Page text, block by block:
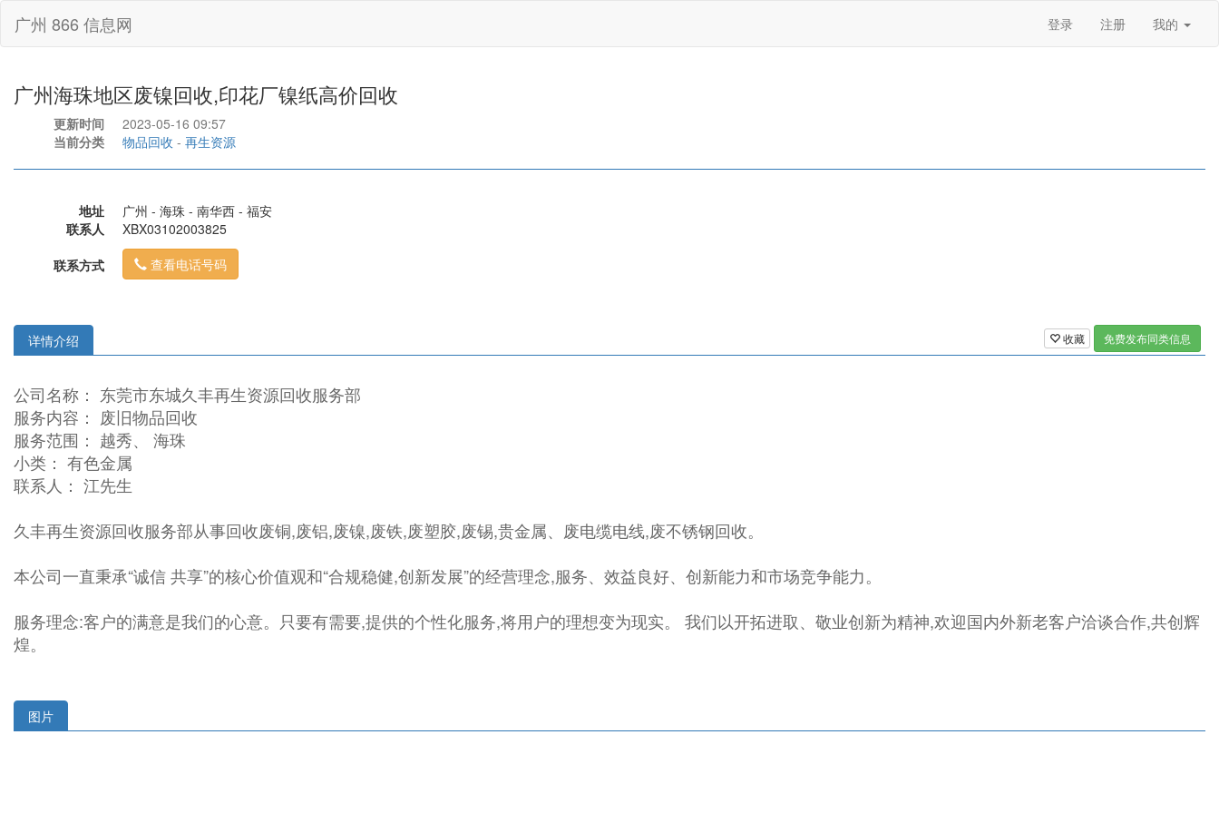
广州 866 信息网 登录 注册 我的
广州海珠地区废镍回收,印花厂镍纸高价回收
更新时间
2023-05-16 09:57
当前分类
物品回收 - 再生资源
地址
广州 - 海珠 - 南华西 - 福安
联系人
XBX03102003825
联系方式
查看电话号码
收藏 免费发布同类信息
详情介绍
公司名称： 东莞市东城久丰再生资源回收服务部
服务内容： 废旧物品回收
服务范围： 越秀、 海珠
小类： 有色金属
联系人： 江先生
久丰再生资源回收服务部从事回收废铜,废铝,废镍,废铁,废塑胶,废锡,贵金属、废电缆电线,废不锈钢回收。
本公司一直秉承“诚信 共享”的核心价值观和“合规稳健,创新发展”的经营理念,服务、效益良好、创新能力和市场竞争能力。
服务理念:客户的满意是我们的心意。只要有需要,提供的个性化服务,将用户的理想变为现实。 我们以开拓进取、敬业创新为精神,欢迎国内外新老客户洽谈合作,共创辉
煌。
图片